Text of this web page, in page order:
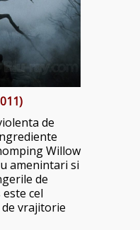
de
Willow
amenintari si
de
cel
vrajitorie